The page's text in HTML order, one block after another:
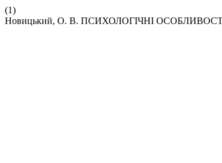
(1)
Новицький, О. В. ПСИХОЛОГІЧНІ